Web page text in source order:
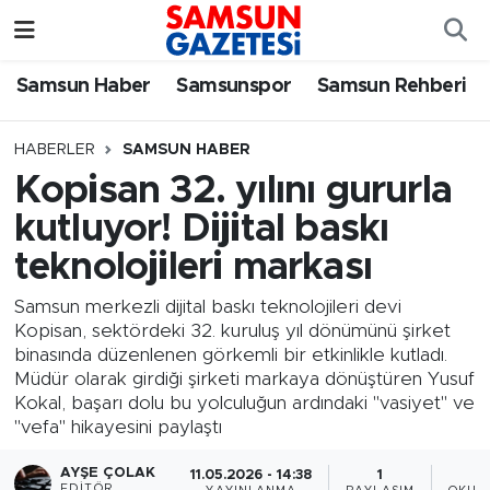
Samsun Haber Samsunspor Samsun Rehberi
HABERLER SAMSUN HABER
Kopisan 32. yılını gururla
kutluyor! Dijital baskı
teknolojileri markası
Samsun merkezli dijital baskı teknolojileri devi
Kopisan, sektördeki 32. kuruluş yıl dönümünü şirket
binasında düzenlenen görkemli bir etkinlikle kutladı.
Müdür olarak girdiği şirketi markaya dönüştüren Yusuf
Kokal, başarı dolu bu yolculuğun ardındaki "vasiyet" ve
"vefa" hikayesini paylaştı
AYŞE ÇOLAK 11.05.2026 - 14:38 1
Samsun Haber
Samsun Rehberi
Resmi İlanlar
Samsun Nöbetçi Eczaneler
SAMSUN Namaz Vakitleri
Samsun Trafik Yoğunluk Haritası
Süper Lig Puan Durumu ve Fikstür
Tüm Manşetler
Son Dakika Haberleri
Haber Arşivi